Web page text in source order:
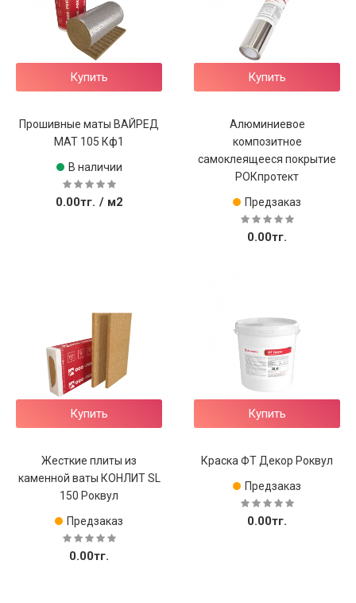
Купить
Прошивные маты ВАЙРЕД
МАТ 105 Кф1
В наличии
0.00тг. / м2
Купить
Алюминиевое
композитное
самоклеящееся покрытие
РОКпротект
Предзаказ
0.00тг.
Купить
Жесткие плиты из
каменной ваты КОНЛИТ SL
150 Роквул
Предзаказ
0.00тг.
Купить
Краска ФТ Декор Роквул
Предзаказ
0.00тг.